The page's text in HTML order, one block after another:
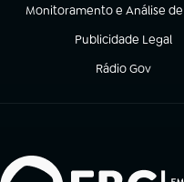
Monitoramento e Análise
(abre em nova aba)
Publicidade Legal
(abre em nova aba)
Rádio Gov
(abre em nova